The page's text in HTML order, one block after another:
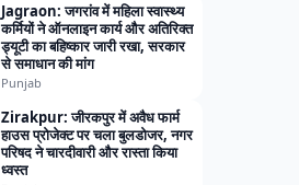
Jagraon: जगरांव में महिला स्वास्थ्य
कर्मियों ने ऑनलाइन कार्य और अतिरिक्त
ड्यूटी का बहिष्कार जारी रखा, सरकार
से समाधान की मांग
Punjab
Zirakpur: जीरकपुर में अवैध फार्म
हाउस प्रोजेक्ट पर चला बुलडोजर, नगर
परिषद ने चारदीवारी और रास्ता किया
ध्वस्त